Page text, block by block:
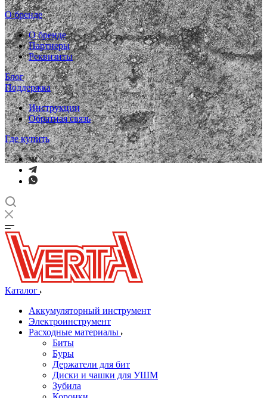
О бренде
О бренде
Партнеры
Реквизиты
Блог
Поддержка
Инструкции
Обратная связь
Где купить
Каталог
Аккумуляторный инструмент
Электроинструмент
Расходные материалы
Биты
Буры
Держатели для бит
Диски и чашки для УШМ
Зубила